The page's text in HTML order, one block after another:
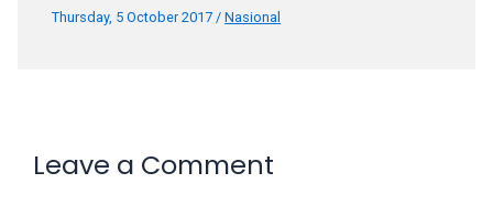
Thursday, 5 October 2017/Nasional
Leave a Comment